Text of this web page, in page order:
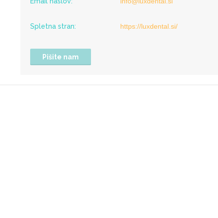
Spletna stran: https://luxdental.si/
Pišite nam